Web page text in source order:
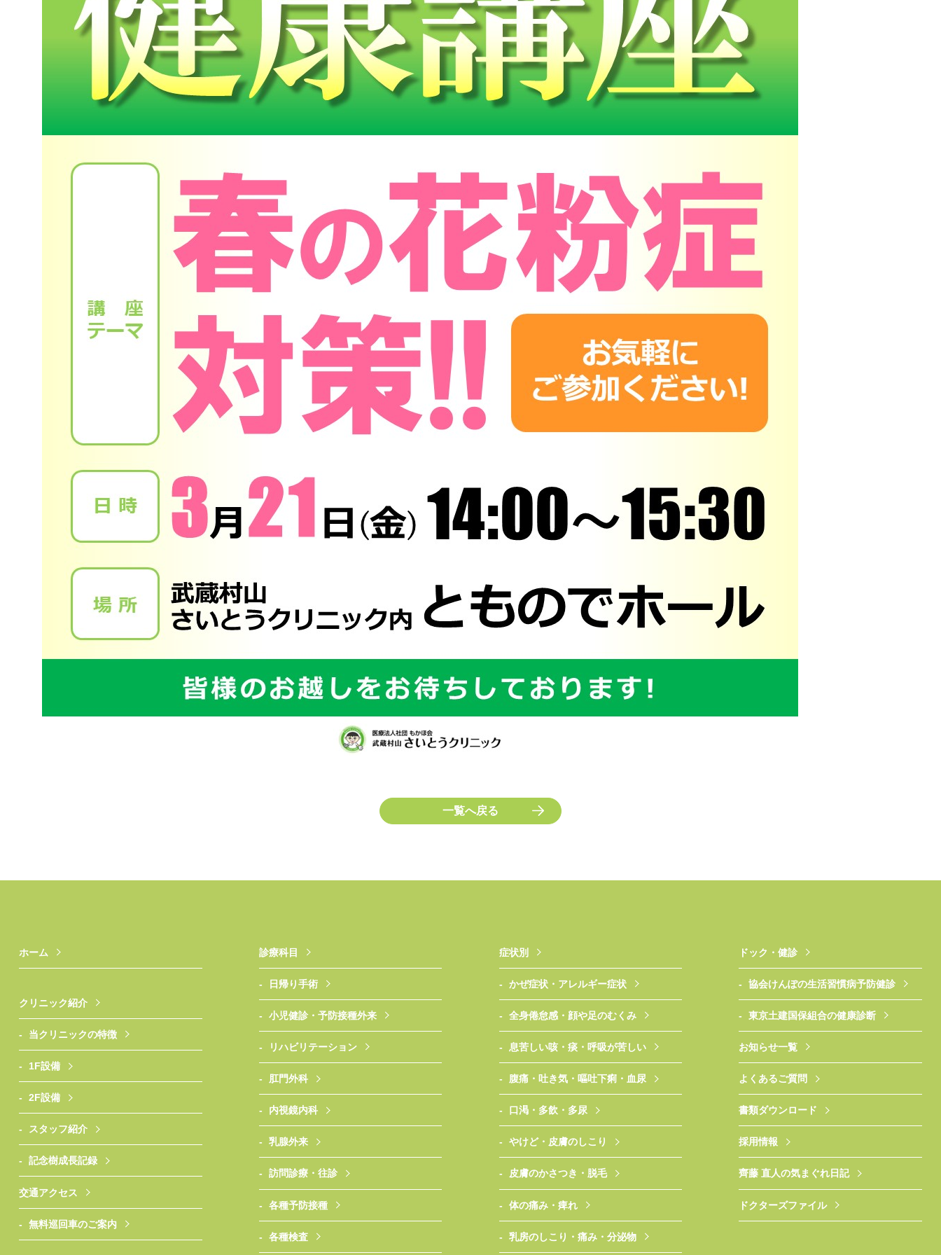
一覧へ戻る
ホーム
クリニック紹介
当クリニックの特徴
1F設備
2F設備
スタッフ紹介
記念樹成長記録
交通アクセス
無料巡回車のご案内
診療科目
日帰り手術
小児健診・予防接種外来
リハビリテーション
肛門外科
内視鏡内科
乳腺外来
訪問診療・往診
各種予防接種
各種検査
症状別
かぜ症状・アレルギー症状
全身倦怠感・顔や足のむくみ
息苦しい咳・痰・呼吸が苦しい
腹痛・吐き気・嘔吐下痢・血尿
口渇・多飲・多尿
やけど・皮膚のしこり
皮膚のかさつき・脱毛
体の痛み・痺れ
乳房のしこり・痛み・分泌物
ドック・健診
協会けんぽの生活習慣病予防健診
東京土建国保組合の健康診断
お知らせ一覧
よくあるご質問
書類ダウンロード
採用情報
齊藤 直人の気まぐれ日記
ドクターズファイル